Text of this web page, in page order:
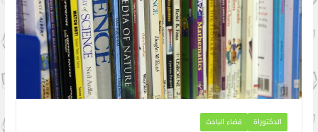
الدكتوراة فضاء الباحث